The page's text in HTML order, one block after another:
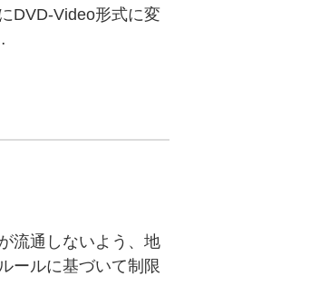
DVD-Video形式に変
流通しないよう、地
ールに基づいて制限